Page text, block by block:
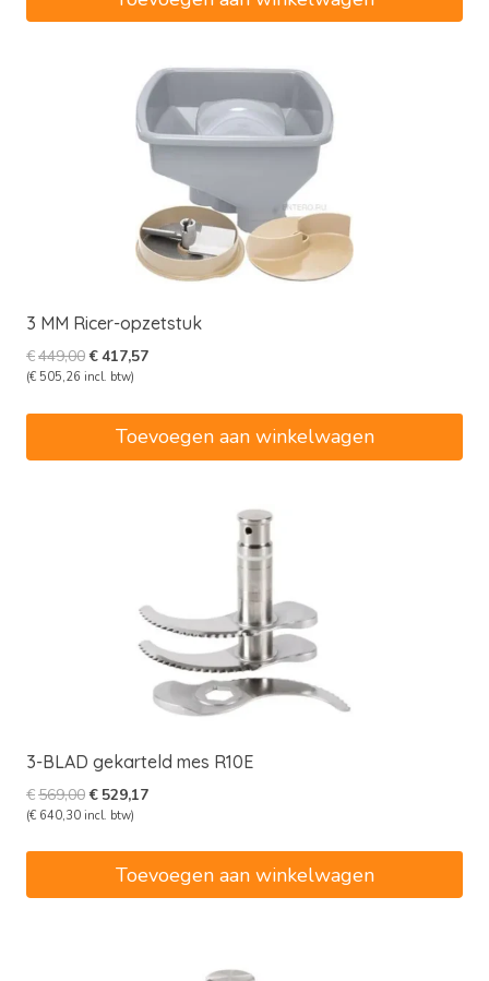
3 MM Ricer-opzetstuk
€449,00Oorspronkelijke
prijs
€449,00.
€417,57Huidige
(€ 505,26 incl. btw)
Toevoegen aan winkelwagen
3-BLAD gekarteld mes R10E
€569,00Oorspronkelijke
prijs
€ 529,17Huidige
(€ 640,30 incl. btw)
Toevoegen aan winkelwagen